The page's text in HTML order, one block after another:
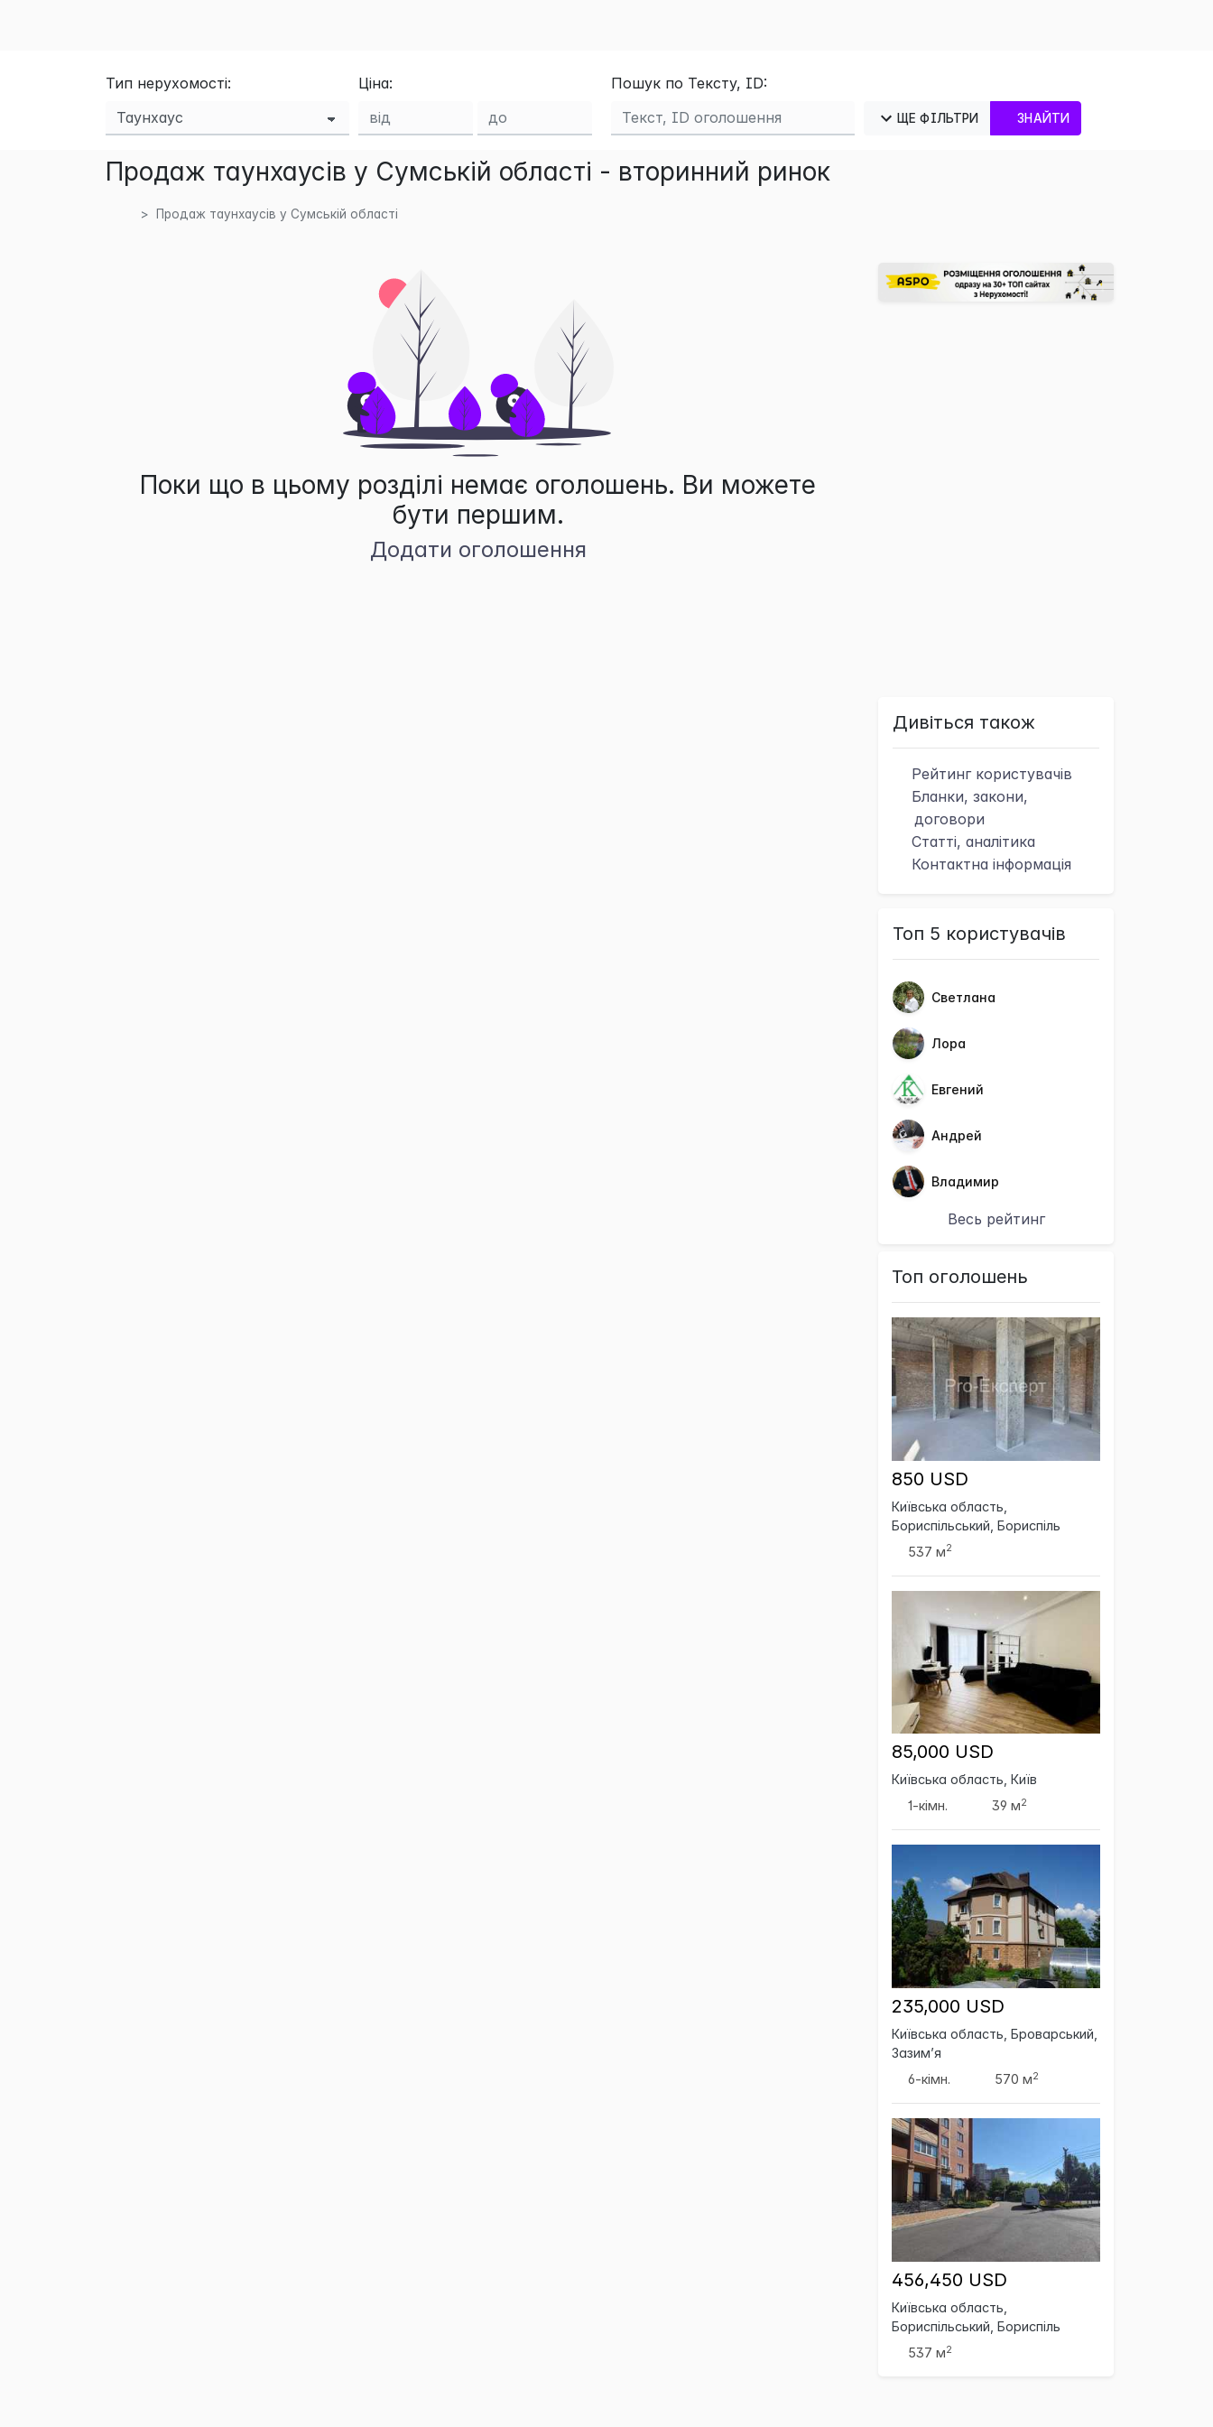
Тип нерухомості: Ціна: Пошук по Тексту, ID:
ЩЕ ФІЛЬТРИ ЗНАЙТИ
Продаж таунхаусів у Сумській області - вторинний ринок
Продаж таунхаусів у Сумській області
Поки що в цьому розділі немає оголошень. Ви можете
бути першим.
Додати оголошення
Дивіться також
Рейтинг користувачів
Бланки, закони,
договори
Статті, аналітика
Контактна інформація
Топ 5 користувачів
Светлана
Лора
Евгений
Андрей
Владимир
Весь рейтинг
Топ оголошень
850 USD
Київська область,
Бориспільський, Бориспіль
537 м2
85,000 USD
Київська область, Київ
1-кімн.
39 м2
235,000 USD
Київська область, Броварський,
Зазим’я
6-кімн.
570 м2
456,450 USD
Київська область,
Бориспільський, Бориспіль
537 м2